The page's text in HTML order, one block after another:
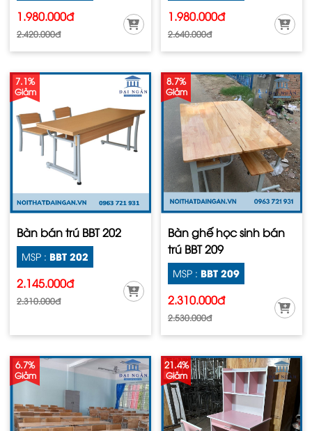
1.980.000đ
2.420.000đ
1.980.000đ
2.640.000đ
7.1%
Giảm
Bàn bán trú BBT 202
MSP : BBT 202
2.145.000đ
2.310.000đ
8.7%
Giảm
Bàn ghế học sinh bán
trú BBT 209
MSP : BBT 209
2.310.000đ
2.530.000đ
6.7%
Giảm
21.4%
Giảm